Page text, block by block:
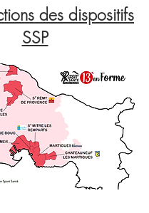
des dispositifs
SSP